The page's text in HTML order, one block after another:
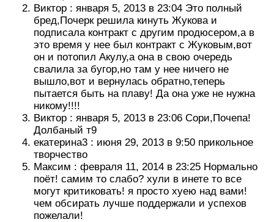
Виктор : января 5, 2013 в 23:04 Это полный
бред,Почерк решила кинуть Жукова и
подписала контракт с другим продюсером,а в
это время у нее был контракт с Жуковым,вот
он и потопил Акулу,а она в свою очередь
свалила за бугор,но там у нее ничего не
вышло,вот и вернулась обратно,теперь
пытается быть на плаву! Да она уже не нужна
никому!!!!
Виктор : января 5, 2013 в 23:06 Сори,Почепа!
Долбаный т9
екатерина3 : июня 29, 2013 в 9:50 прикольное
творчество
Maксим : февраля 11, 2014 в 23:25 Нормально
поёт! самим то слабо? хули в инете то все
могут критиковать! я просто хуею над вами!
чем обсирать лучше поддержали и успехов
пожелали!